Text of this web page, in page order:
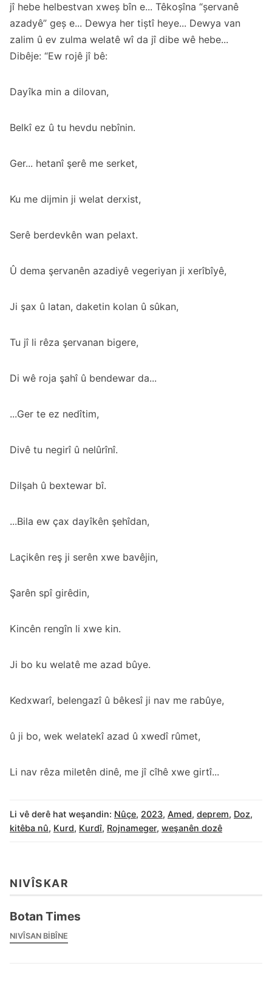
jî hebe helbestvan xweș bîn e... Têkoșîna “șervanê
azadyê” geș e... Dewya her tiștî heye... Dewya van
zalim û ev zulma welatê wî da jî dibe wê hebe...
Dibêje: “Ew rojê jî bê:
Dayîka min a dilovan,
Belkî ez û tu hevdu nebînin.
Ger... hetanî şerê me serket,
Ku me dijmin ji welat derxist,
Serê berdevkên wan pelaxt.
Û dema şervanên azadiyê vegeriyan ji xerîbîyê,
Ji şax û latan, daketin kolan û sûkan,
Tu jî li rêza şervanan bigere,
Di wê roja şahî û bendewar da...
...Ger te ez nedîtim,
Divê tu negirî û nelûrînî.
Dilşah û bextewar bî.
...Bila ew çax dayîkên şehîdan,
Laçikên reş ji serên xwe bavêjin,
Şarên spî girêdin,
Kincên rengîn li xwe kin.
Ji bo ku welatê me azad bûye.
Kedxwarî, belengazî û bêkesî ji nav me rabûye,
û ji bo, wek welatekî azad û xwedî rûmet,
Li nav rêza miletên dinê, me jî cîhê xwe girtî...
Li vê derê hat weşandin: Nûçe, 2023, Amed, deprem, Doz,
kitêba nû, Kurd, Kurdî, Rojnameger, weşanên dozê
NIVÎSKAR
Botan Times
NIVÎSAN BIBÎNE